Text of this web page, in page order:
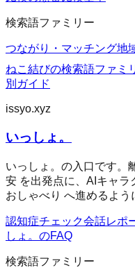
検索語ファミリー
つながり・マッチング地
ねこ結びの検索語ファミ
別ガイド
issyo.xyz
いっしょ。
いっしょ。の入口です。
安 を出発点に、AIキャ
おしゃべり へ進めるよう
認知症チェック会話レポ
しょ。のFAQ
検索語ファミリー